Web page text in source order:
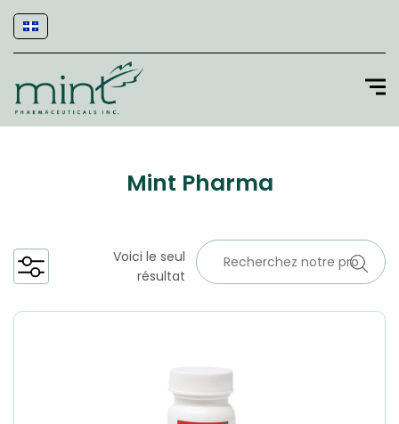
Mint Pharma
Voici le seul
résultat